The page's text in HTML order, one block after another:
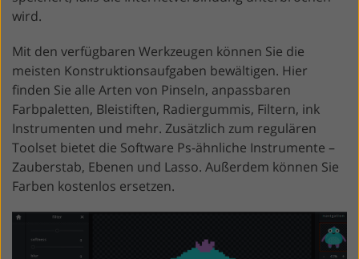
wird.
Mit den verfügbaren Werkzeugen können Sie die
meisten Konstruktionsaufgaben bewältigen. Hier
finden Sie alle Arten von Pinseln, anpassbaren
Farbpaletten, Bleistiften, Radiergummis, Filtern, ink
Instrumenten und mehr. Zusätzlich zum regulären
Toolset bietet die Software Ps-ähnliche Instrumente –
Zauberstab, Ebenen und Lasso. Außerdem können Sie
Farben kostenlos ersetzen.